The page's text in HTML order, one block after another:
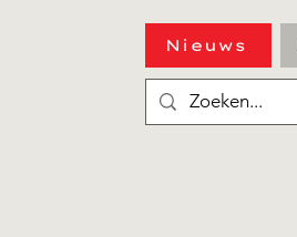
Nieuws